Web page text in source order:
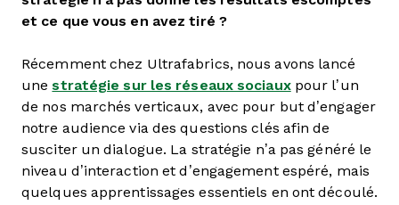
et ce que vous en avez tiré ?
Récemment chez Ultrafabrics, nous avons lancé
unestratégie sur les réseaux sociauxpour l’un
de nos marchés verticaux, avec pour but d’engager
notre audience via des questions clés afin de
susciter un dialogue. La stratégie n’a pas généré le
niveau d’interaction et d’engagement espéré, mais
quelques apprentissages essentiels en ont découlé.